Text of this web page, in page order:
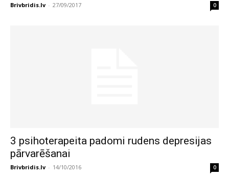
Brivbridis.lv - 27/09/2017 0
3 psihoterapeita padomi rudens depresijas
pārvarēšanai
Brivbridis.lv - 14/10/2016 0